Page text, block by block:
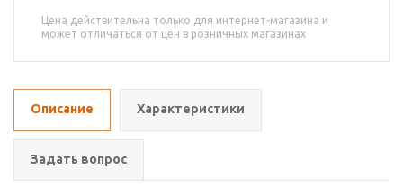
Цена действительна только для интернет-магазина и
может отличаться от цен в розничных магазинах
Описание Характеристики
Задать вопрос